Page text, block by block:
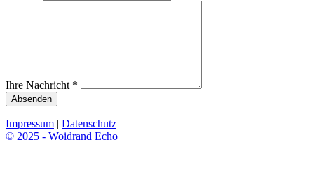
Ihre Nachricht *
Absenden
Impressum | Datenschutz
© 2025 - Woidrand Echo